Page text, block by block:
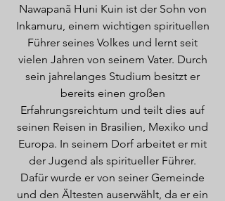
Nawapanã Huni Kuin ist der Sohn von
Inkamuru, einem wichtigen spirituellen
Führer seines Volkes und lernt seit
vielen Jahren von seinem Vater. Durch
sein jahrelanges Studium besitzt er
bereits einen großen
Erfahrungsreichtum und teilt dies auf
seinen Reisen in Brasilien, Mexiko und
Europa. In seinem Dorf arbeitet er mit
der Jugend als spiritueller Führer.
Dafür wurde er von seiner Gemeinde
und den Ältesten auserwählt, da er ein